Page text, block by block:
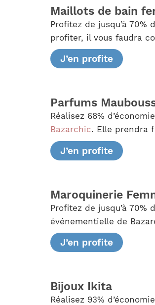
Maillots de bain
Profitez de jusqu’à
profiter, il vous faudra
J’en profite
Parfums
Réalisez 68%
Bazarchic. Elle prendra
J’en profite
Maroquinerie
Profitez de jusqu’à
événementielle de
J’en profite
Bijoux Ikita
Réalisez 93%